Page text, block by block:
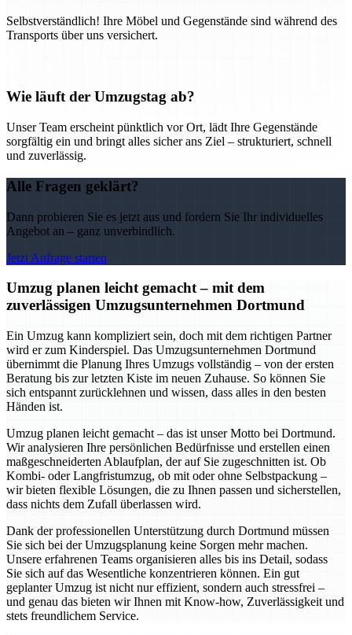
Selbstverständlich! Ihre Möbel und Gegenstände sind während des
Transports über uns versichert.
Wie läuft der Umzugstag ab?
Unser Team erscheint pünktlich vor Ort, lädt Ihre Gegenstände
sorgfältig ein und bringt alles sicher ans Ziel – strukturiert, schnell
und zuverlässig.
Alle Fragen geklärt?
Dann probieren Sie es jetzt aus und fordern Sie Ihr individuelles
Angebot an – ganz unverbindlich.
Jetzt Anfrage starten
Umzug planen leicht gemacht – mit dem
zuverlässigen Umzugsunternehmen Dortmund
Ein Umzug kann kompliziert sein, doch mit dem richtigen Partner
wird er zum Kinderspiel. Das Umzugsunternehmen Dortmund
übernimmt die Planung Ihres Umzugs vollständig – von der ersten
Beratung bis zur letzten Kiste im neuen Zuhause. So können Sie
sich entspannt zurücklehnen und wissen, dass alles in den besten
Händen ist.
Umzug planen leicht gemacht – das ist unser Motto bei Dortmund.
Wir analysieren Ihre persönlichen Bedürfnisse und erstellen einen
maßgeschneiderten Ablaufplan, der auf Sie zugeschnitten ist. Ob
Kombi- oder Langfristumzug, ob mit oder ohne Selbstpackung –
wir bieten flexible Lösungen, die zu Ihnen passen und sicherstellen,
dass nichts dem Zufall überlassen wird.
Dank der professionellen Unterstützung durch Dortmund müssen
Sie sich bei der Umzugsplanung keine Sorgen mehr machen.
Unsere erfahrenen Teams organisieren alles bis ins Detail, sodass
Sie sich auf das Wesentliche konzentrieren können. Ein gut
geplanter Umzug ist nicht nur effizient, sondern auch stressfrei –
und genau das bieten wir Ihnen mit Know-how, Zuverlässigkeit und
stets freundlichem Service.